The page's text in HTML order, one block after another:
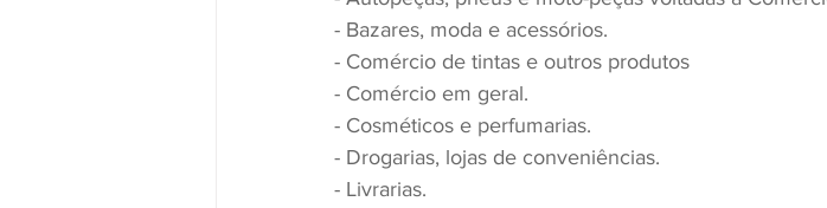
- Bazares, moda e acessórios.
- Comércio de tintas e outros produtos
- Comércio em geral.
- Cosméticos e perfumarias.
- Drogarias, lojas de conveniências.
- Livrarias.